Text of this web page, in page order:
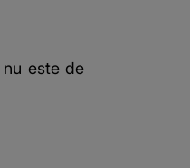
este de